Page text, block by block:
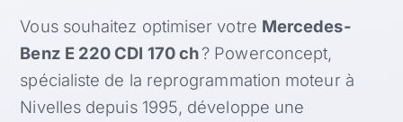
Vous souhaitez optimiser votre Mercedes-
Benz E 220 CDI 170 ch? Powerconcept,
spécialiste de la reprogrammation moteur à
Nivelles depuis 1995, développe une